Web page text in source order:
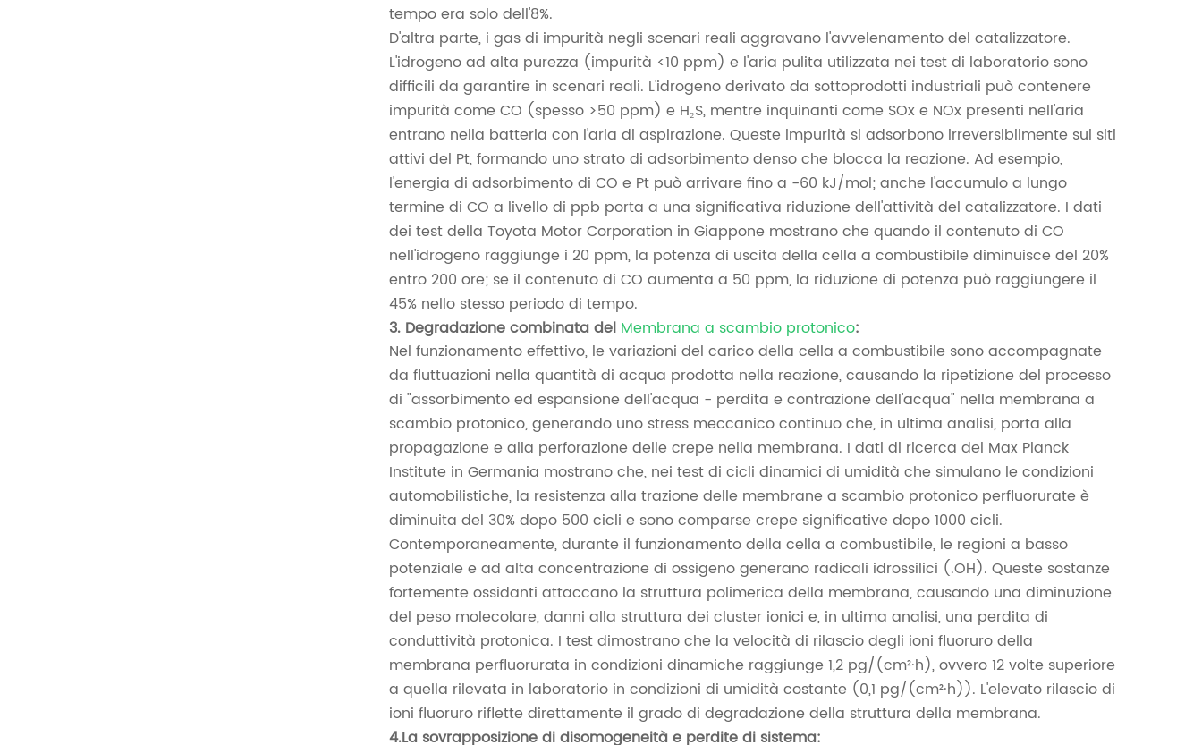
tempo era solo dell'8%.
D'altra parte, i gas di impurità negli scenari reali aggravano l'avvelenamento del catalizzatore.
L'idrogeno ad alta purezza (impurità <10 ppm) e l'aria pulita utilizzata nei test di laboratorio sono
difficili da garantire in scenari reali. L'idrogeno derivato da sottoprodotti industriali può contenere
impurità come CO (spesso >50 ppm) e H₂S, mentre inquinanti come SOx e NOx presenti nell'aria
entrano nella batteria con l'aria di aspirazione. Queste impurità si adsorbono irreversibilmente sui siti
attivi del Pt, formando uno strato di adsorbimento denso che blocca la reazione. Ad esempio,
l'energia di adsorbimento di CO e Pt può arrivare fino a -60 kJ/mol; anche l'accumulo a lungo
termine di CO a livello di ppb porta a una significativa riduzione dell'attività del catalizzatore. I dati
dei test della Toyota Motor Corporation in Giappone mostrano che quando il contenuto di CO
nell'idrogeno raggiunge i 20 ppm, la potenza di uscita della cella a combustibile diminuisce del 20%
entro 200 ore; se il contenuto di CO aumenta a 50 ppm, la riduzione di potenza può raggiungere il
45% nello stesso periodo di tempo.
3. Degradazione combinata del Membrana a scambio protonico:
Nel funzionamento effettivo, le variazioni del carico della cella a combustibile sono accompagnate
da fluttuazioni nella quantità di acqua prodotta nella reazione, causando la ripetizione del processo
di "assorbimento ed espansione dell'acqua - perdita e contrazione dell'acqua" nella membrana a
scambio protonico, generando uno stress meccanico continuo che, in ultima analisi, porta alla
propagazione e alla perforazione delle crepe nella membrana. I dati di ricerca del Max Planck
Institute in Germania mostrano che, nei test di cicli dinamici di umidità che simulano le condizioni
automobilistiche, la resistenza alla trazione delle membrane a scambio protonico perfluorurate è
diminuita del 30% dopo 500 cicli e sono comparse crepe significative dopo 1000 cicli.
Contemporaneamente, durante il funzionamento della cella a combustibile, le regioni a basso
potenziale e ad alta concentrazione di ossigeno generano radicali idrossilici (.OH). Queste sostanze
fortemente ossidanti attaccano la struttura polimerica della membrana, causando una diminuzione
del peso molecolare, danni alla struttura dei cluster ionici e, in ultima analisi, una perdita di
conduttività protonica. I test dimostrano che la velocità di rilascio degli ioni fluoruro della
membrana perfluorurata in condizioni dinamiche raggiunge 1,2 pg/(cm²·h), ovvero 12 volte superiore
a quella rilevata in laboratorio in condizioni di umidità costante (0,1 pg/(cm²·h)). L'elevato rilascio di
ioni fluoruro riflette direttamente il grado di degradazione della struttura della membrana.
4.La sovrapposizione di disomogeneità e perdite di sistema: